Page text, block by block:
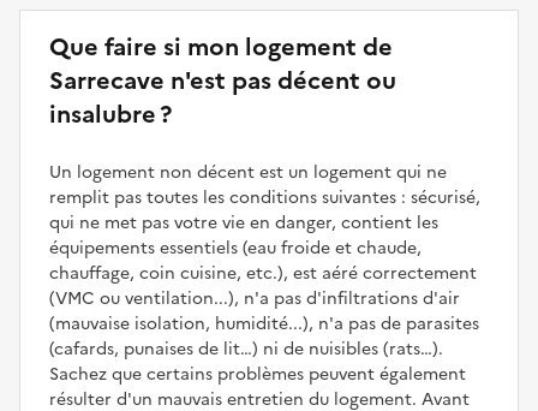
Que faire si mon logement de
Sarrecave n'est pas décent ou
insalubre ?
Un logement non décent est un logement qui ne
remplit pas toutes les conditions suivantes : sécurisé,
qui ne met pas votre vie en danger, contient les
équipements essentiels (eau froide et chaude,
chauffage, coin cuisine, etc.), est aéré correctement
(VMC ou ventilation...), n'a pas d'infiltrations d'air
(mauvaise isolation, humidité...), n'a pas de parasites
(cafards, punaises de lit…) ni de nuisibles (rats…).
Sachez que certains problèmes peuvent également
résulter d'un mauvais entretien du logement. Avant